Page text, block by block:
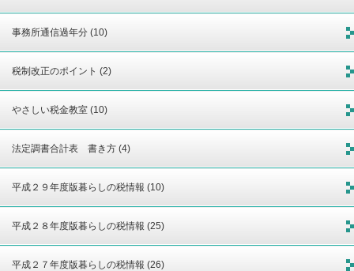
事務所通信過年分 (10)
税制改正のポイント (2)
やさしい税金教室 (10)
法定調書合計表 書き方 (4)
平成２９年度版暮らしの税情報 (10)
平成２８年度版暮らしの税情報 (25)
平成２７年度版暮らしの税情報 (26)